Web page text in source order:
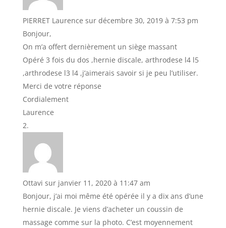
PIERRET Laurence sur décembre 30, 2019 à 7:53 pm
Bonjour,
On m’a offert dernièrement un siège massant
Opéré 3 fois du dos ,hernie discale, arthrodese l4 l5
,arthrodese l3 l4 ,j’aimerais savoir si je peu l’utiliser.
Merci de votre réponse
Cordialement
Laurence
Ottavi sur janvier 11, 2020 à 11:47 am
Bonjour, j’ai moi même été opérée il y a dix ans d’une
hernie discale. Je viens d’acheter un coussin de
massage comme sur la photo. C’est moyennement